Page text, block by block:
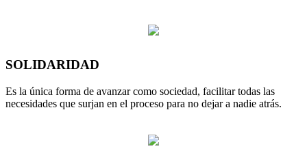
SOLIDARIDAD
Es la única forma de avanzar como sociedad, facilitar todas las
necesidades que surjan en el proceso para no dejar a nadie atrás.